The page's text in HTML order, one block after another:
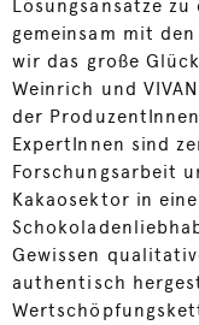
Lösungsansätze
gemeinsam mit
wir das große
Weinrich und
der
ExpertInnen sind
Forschungsarbeit
Kakaosektor in
Gewissen
authentisch